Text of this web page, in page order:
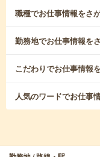
職種でお仕事情報をさ
勤務地でお仕事情報を
こだわりでお仕事情報
人気のワードでお仕事